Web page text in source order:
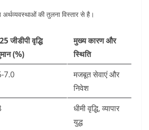
की तुलना विस्तार से है।
जीडीपी वृद्धि
(%)
मुख्य कारण और
स्थिति
7.0
मजबूत सेवाएं और
निवेश
धीमी वृद्धि, व्यापार
युद्ध